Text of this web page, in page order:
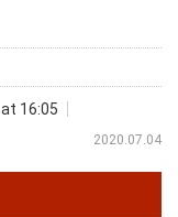
at 16:05
2020.07.04